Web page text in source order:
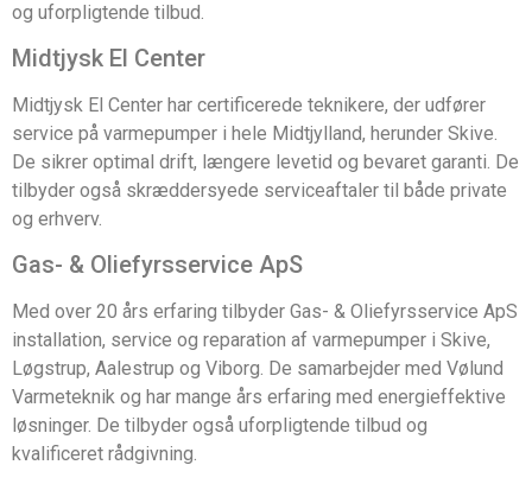
og uforpligtende tilbud.
Midtjysk El Center
Midtjysk El Center har certificerede teknikere, der udfører
service på varmepumper i hele Midtjylland, herunder Skive.
De sikrer optimal drift, længere levetid og bevaret garanti. De
tilbyder også skræddersyede serviceaftaler til både private
og erhverv.
Gas- & Oliefyrsservice ApS
Med over 20 års erfaring tilbyder Gas- & Oliefyrsservice ApS
installation, service og reparation af varmepumper i Skive,
Løgstrup, Aalestrup og Viborg. De samarbejder med Vølund
Varmeteknik og har mange års erfaring med energieffektive
løsninger. De tilbyder også uforpligtende tilbud og
kvalificeret rådgivning.